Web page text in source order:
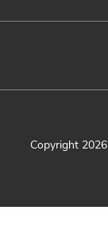
Copyright 2026